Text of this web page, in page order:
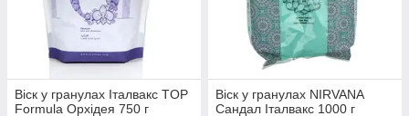
Віск у гранулах Італвакс TOP
Formula Орхідея 750 г
Віск у гранулах NIRVANA
Сандал Італвакс 1000 г